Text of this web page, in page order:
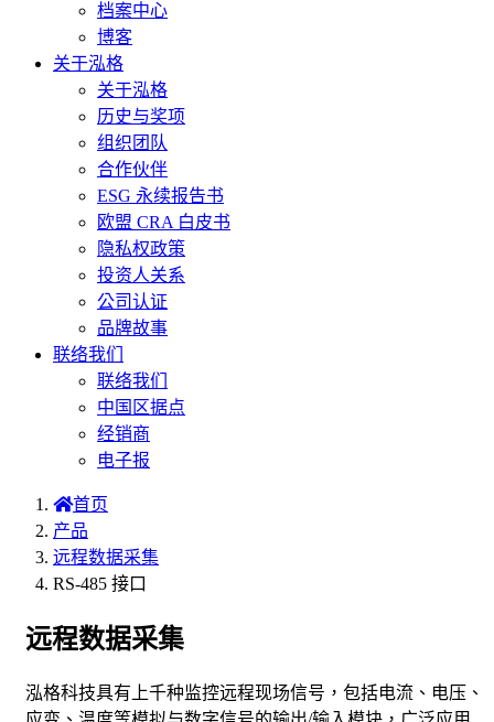
档案中心
博客
关于泓格
关于泓格
历史与奖项
组织团队
合作伙伴
ESG 永续报告书
欧盟 CRA 白皮书
隐私权政策
投资人关系
公司认证
品牌故事
联络我们
联络我们
中国区据点
经销商
电子报
首页
产品
远程数据采集
RS-485 接口
远程数据采集
泓格科技具有上千种监控远程现场信号，包括电流、电压、